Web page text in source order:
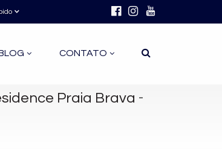
CONTATO
Praia Brava -